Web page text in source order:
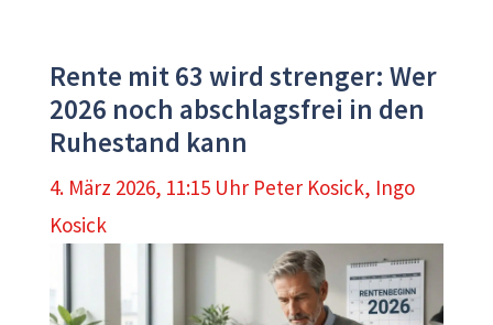
Rente mit 63 wird strenger: Wer
2026 noch abschlagsfrei in den
Ruhestand kann
4. März 2026, 11:15 Uhr Peter Kosick, Ingo
Kosick